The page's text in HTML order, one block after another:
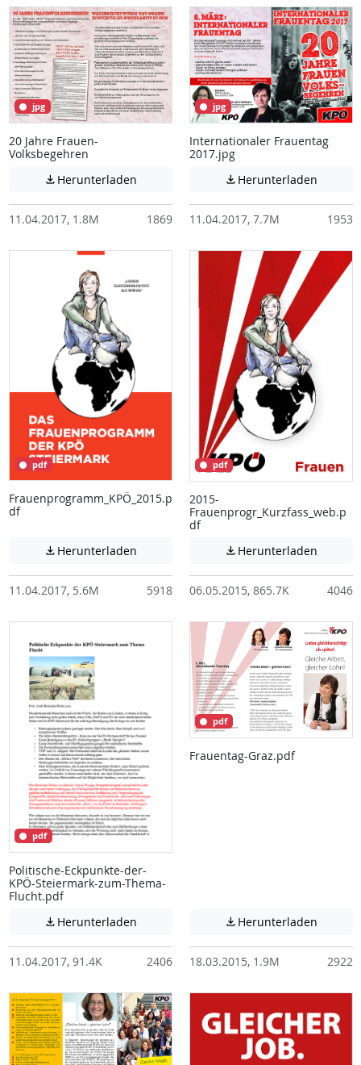
jpg
20 Jahre Frauen-
Volksbegehren
 Herunterladen Achtung: Diese Datei enthält unter
11.04.2017, 1.8M 1869
jpg
Internationaler Frauentag
2017.jpg
 Herunterladen
11.04.2017, 7.7M 1953
pdf
Frauenprogramm_KPÖ_2015.p
df
 Herunterladen Achtung: Diese Datei enthält unter
11.04.2017, 5.6M 5918
pdf
2015-
Frauenprogr_Kurzfass_web.p
df
 Herunterladen
06.05.2015, 865.7K 4046
pdf
Politische-Eckpunkte-der-
KPÖ-Steiermark-zum-Thema-
Flucht.pdf
 Herunterladen Achtung: Diese Datei enthält unter
11.04.2017, 91.4K 2406
pdf
Frauentag-Graz.pdf
 Herunterladen
18.03.2015, 1.9M 2922